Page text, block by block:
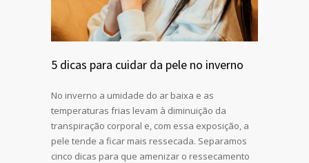
5 dicas para cuidar da pele no inverno
No inverno a umidade do ar baixa e as
temperaturas frias levam à diminuição da
transpiração corporal e, com essa exposição, a
pele tende a ficar mais ressecada. Separamos
cinco dicas para que amenizar o ressecamento